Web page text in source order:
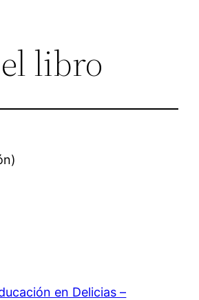
libro
en Delicias –